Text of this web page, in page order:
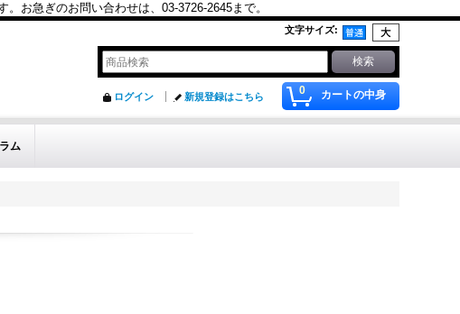
お急ぎのお問い合わせは、03-3726-2645まで。
文字サイズ:
0 カートの中身
ログイン 新規登録はこちら
ム